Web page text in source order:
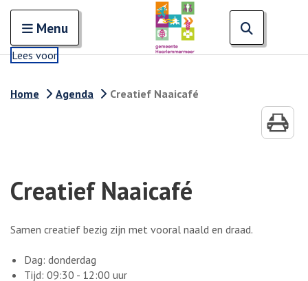
Open en sluit het
Menu
Lees voor
Home Agenda Creatief Naaicafé
Creatief Naaicafé
Samen creatief bezig zijn met vooral naald en draad.
Dag: donderdag
Tijd: 09:30 - 12:00 uur